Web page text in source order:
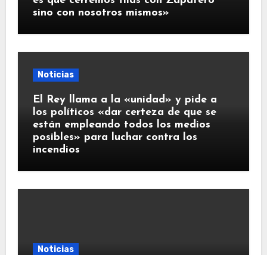
sino con nosotros mismos»
Noticias
El Rey llama a la «unidad» y pide a
los políticos «dar certeza de que se
están empleando todos los medios
posibles» para luchar contra los
incendios
Noticias